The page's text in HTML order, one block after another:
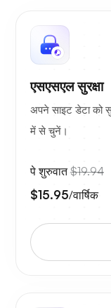
एसएसएल सुरक्षा
अपने साइट डेटा को
में से चुनें।
पे शुरुवात$19.94
$15.95/वार्षिक